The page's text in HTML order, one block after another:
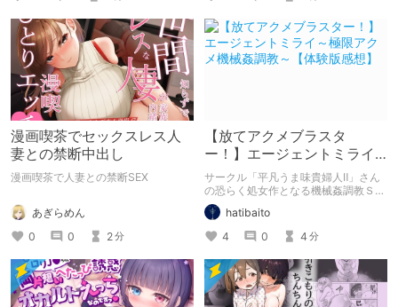
漫画喫茶でセックスレス人
妻との禁断中出し
漫画喫茶で人妻との禁断SEX
あぎらめん
0
0 2分
【放てアクメブラスタ
ー！】エージェントミライ
～極限アクメ機械姦調教～
【体験版感想】
サークル「平凡うま味貴婦人Ⅱ」さん
の恐らく処女作となる機械姦調教ＳＬ
Ｇ。
hatibaito
4
0 4 分